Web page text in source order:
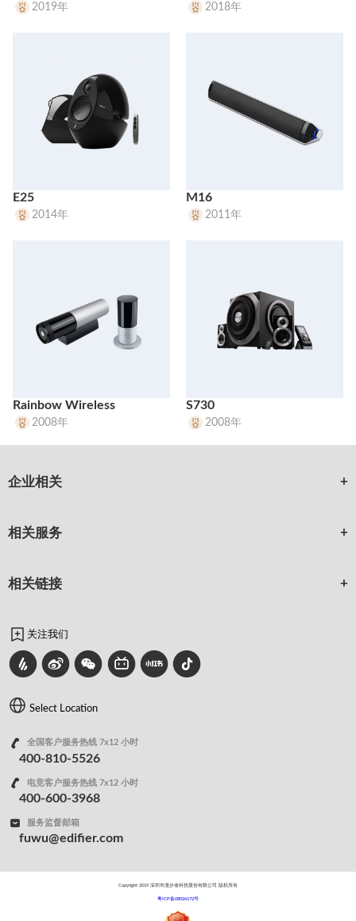
2019年 2018年
E25
2014年
M16
2011年
Rainbow Wireless
2008年
S730
2008年
企业相关
相关服务
相关链接
关注我们
Select Location
全国客户服务热线 7x12 小时
400-810-5526
电竞客户服务热线 7x12 小时
400-600-3968
服务监督邮箱
fuwu@edifier.com
Copyright 2019 深圳市漫步者科技股份有限公司 版权所有
粤ICP备08026172号